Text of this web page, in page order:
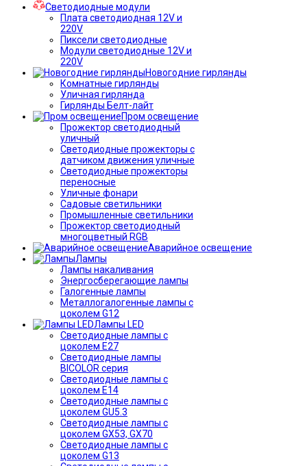
Светодиодные модули
Плата светодиодная 12V и
220V
Пиксели светодиодные
Модули светодиодные 12V и
220V
Новогодние гирлянды
Комнатные гирлянды
Уличная гирлянда
Гирлянды Белт-лайт
Пром освещение
Прожектор светодиодный
уличный
Светодиодные прожекторы с
датчиком движения уличные
Светодиодные прожекторы
переносные
Уличные фонари
Садовые светильники
Промышленные светильники
Прожектор светодиодный
многоцветный RGB
Аварийное освещение
Лампы
Лампы накаливания
Энергосберегающие лампы
Галогенные лампы
Металлогалогенные лампы с
цоколем G12
Лампы LED
Светодиодные лампы с
цоколем E27
Светодиодные лампы
BICOLOR серия
Светодиодные лампы с
цоколем E14
Светодиодные лампы с
цоколем GU5.3
Светодиодные лампы с
цоколем GX53, GX70
Светодиодные лампы с
цоколем G13